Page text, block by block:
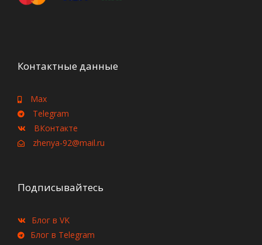
Контактные данные
Max
Telegram
ВКонтакте
zhenya-92@mail.ru
Подписывайтесь
Блог в VK
Блог в Telegram